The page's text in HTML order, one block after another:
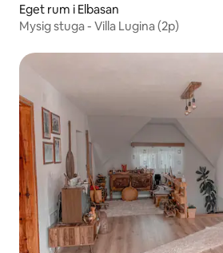
Eget rum i Elbasan
Mysig stuga - Villa Lugina (2p)